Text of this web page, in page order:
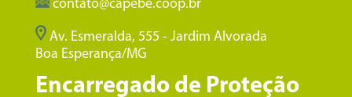
contato@capebe.coop.br
Av. Esmeralda, 555 - Jardim Alvorada
Boa Esperança/MG
Encarregado de Proteção